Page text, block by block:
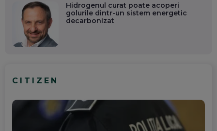
Hidrogenul curat poate acoperi
golurile dintr-un sistem energetic
decarbonizat
CITIZEN